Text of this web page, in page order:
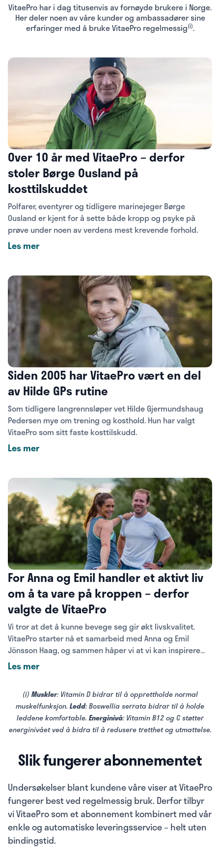
VitaePro har i dag titusenvis av fornøyde brukere i Norge.
Her deler noen av våre kunder og ambassadører sine
erfaringer med å bruke VitaePro regelmessig(i).
Over 10 år med VitaePro – derfor
stoler Børge Ousland på
kosttilskuddet
Polfarer, eventyrer og tidligere marinejeger Børge
Ousland er kjent for å sette både kropp og psyke på
prøve under noen av verdens mest krevende forhold.
Les mer
Siden 2005 har VitaePro vært en del
av Hilde GPs rutine
Som tidligere langrennsløper vet Hilde Gjermundshaug
Pedersen mye om trening og kosthold. Hun har valgt
VitaePro som sitt faste kosttilskudd.
Les mer
For Anna og Emil handler et aktivt liv
om å ta vare på kroppen – derfor
valgte de VitaePro
Vi tror at det å kunne bevege seg gir økt livskvalitet.
VitaePro starter nå et samarbeid med Anna og Emil
Jönsson Haag, og sammen håper vi at vi kan inspirere
flere til å leve et aktivt liv.
Les mer
(i) Muskler: Vitamin D bidrar til å opprettholde normal
muskelfunksjon. Ledd: Boswellia serrata bidrar til å holde
leddene komfortable. Energinivå: Vitamin B12 og C støtter
energinivået ved å bidra til å redusere tretthet og utmattelse.
Slik fungerer abonnementet
Undersøkelser blant kundene våre viser at VitaePro
fungerer best ved regelmessig bruk. Derfor tilbyr
vi VitaePro som et abonnement kombinert med vår
enkle og automatiske leveringsservice – helt uten
bindingstid.